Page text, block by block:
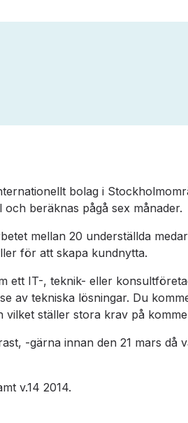
bolag i
beräknas pågå sex månader.
mellan 20 underställda
för att skapa kundnytta.
ett IT-, teknik- eller
av tekniska lösningar. Du
ställer stora krav på
-gärna innan den 21 mars då
v.14 2014.